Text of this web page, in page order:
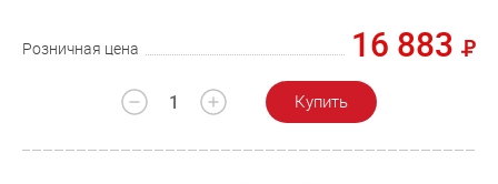
Розничная цена 16 883
Купить